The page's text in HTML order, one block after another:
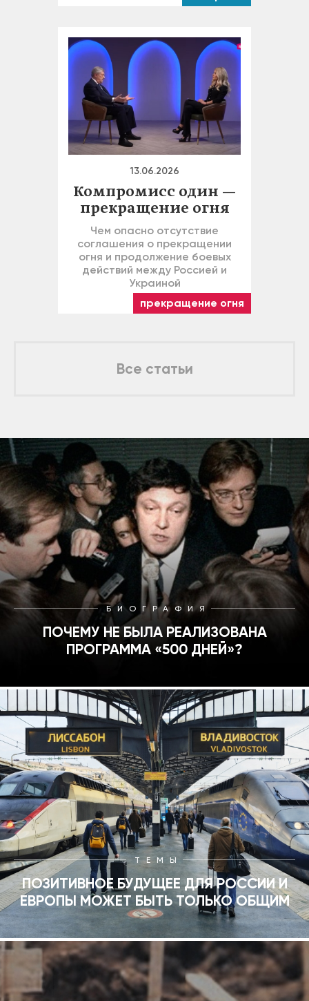
13.06.2026
Компромисс один —
прекращение огня
Чем опасно отсутствие
соглашения о прекращении
огня и продолжение боевых
действий между Россией и
Украиной
прекращение огня
Все статьи
БИОГРАФИЯ
ПОЧЕМУ НЕ БЫЛА РЕАЛИЗОВАНА
ПРОГРАММА «500 ДНЕЙ»?
ТЕМЫ
ПОЗИТИВНОЕ БУДУЩЕЕ ДЛЯ РОССИИ И
ЕВРОПЫ МОЖЕТ БЫТЬ ТОЛЬКО ОБЩИМ